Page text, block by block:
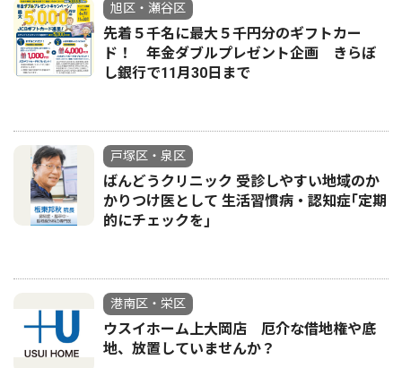
旭区・瀬谷区
先着５千名に最大５千円分のギフトカー
ド！ 年金ダブルプレゼント企画 きらぼ
し銀行で11月30日まで
戸塚区・泉区
ばんどうクリニック 受診しやすい地域のか
かりつけ医として 生活習慣病・認知症｢定期
的にチェックを｣
港南区・栄区
ウスイホーム上大岡店 厄介な借地権や底
地、放置していませんか？